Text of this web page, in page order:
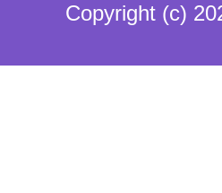
Copyright (c)